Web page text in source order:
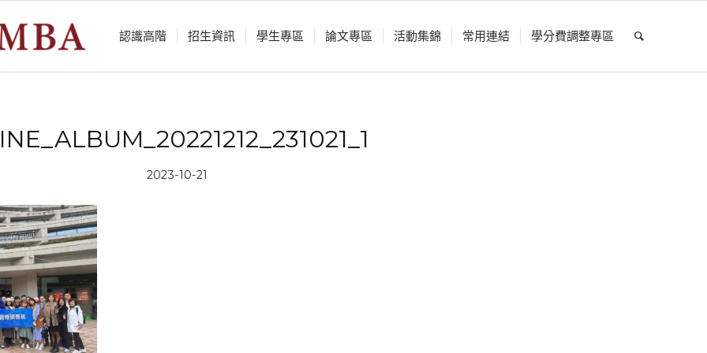
認識⾼階 招生資訊 學⽣專區 論⽂專區 活動集錦 常用連結 學分費調整專區
2023-10-21